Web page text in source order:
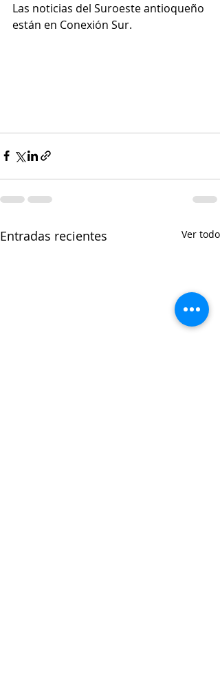
Las noticias del Suroeste antioqueño
están en Conexión Sur.
Entradas recientes Ver todo